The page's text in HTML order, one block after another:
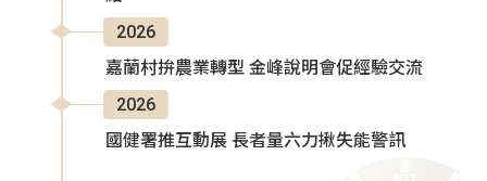
2026
嘉蘭村拚農業轉型 金峰說明會促經驗交流
2026
國健署推互動展 長者量六力揪失能警訊